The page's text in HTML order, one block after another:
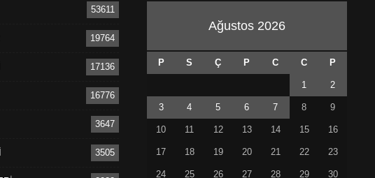
53611
19764
17136
16776
3647
3505
Ağustos 2026
P S Ç P C C P
1 2
3 4 5 6 7 8 9
10 11 12 13 14 15 16
17 18 19 20 21 22 23
24 25 26 27 28 29 30